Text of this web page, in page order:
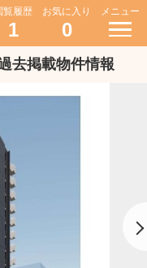
覧履歴
1
お気に入り
0
メニュー
去掲載物件情報